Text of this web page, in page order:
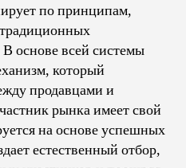
по принципам,
основе всей системы
который
продавцами и
рынка имеет свой
на основе успешных
естественный отбор,